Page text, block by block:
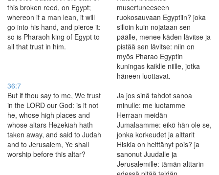
this broken reed, on Egypt;
whereon if a man lean, it will
go into his hand, and pierce it:
so is Pharaoh king of Egypt to
all that trust in him.
musertuneeseen
ruokosauvaan Egyptiin? joka
silloin kuin nojataan sen
päälle, menee käden lävitse ja
pistää sen lävitse: niin on
myös Pharao Egyptin
kuningas kaiklle niille, jotka
häneen luottavat.
36:7
But if thou say to me, We trust
in the LORD our God: is it not
he, whose high places and
whose altars Hezekiah hath
taken away, and said to Judah
and to Jerusalem, Ye shall
worship before this altar?
Ja jos sinä tahdot sanoa
minulle: me luotamme
Herraan meidän
Jumalaamme: eikö hän ole se,
jonka korkeudet ja alttarit
Hiskia on heittänyt pois? ja
sanonut Juudalle ja
Jerusalemille: tämän alttarin